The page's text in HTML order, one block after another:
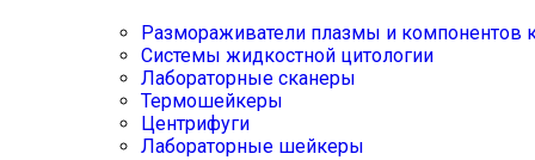
Размораживатели плазмы и компонентов
Системы жидкостной цитологии
Лабораторные сканеры
Термошейкеры
Центрифуги
Лабораторные шейкеры